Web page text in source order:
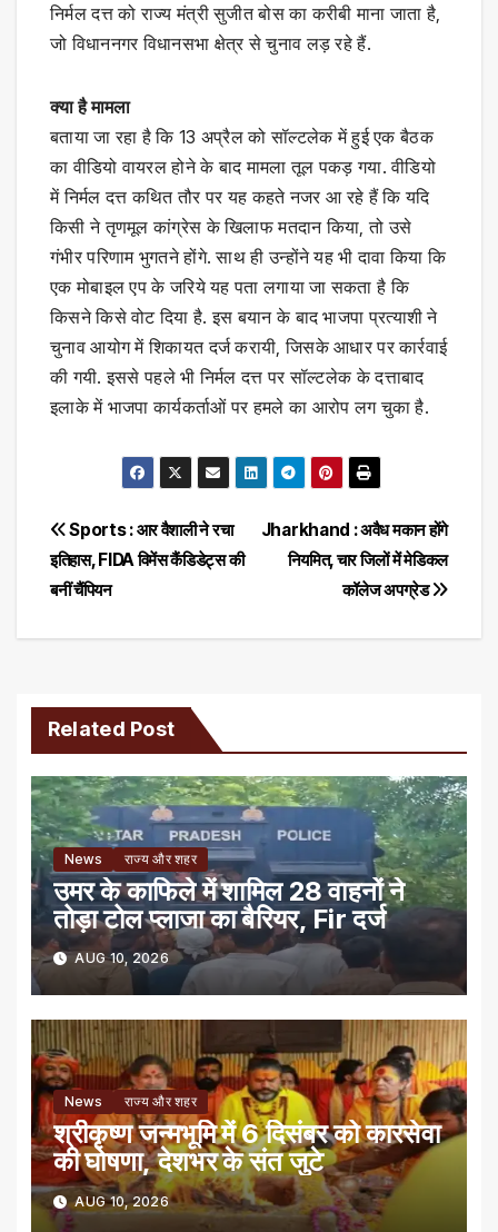
निर्मल दत्त को राज्य मंत्री सुजीत बोस का करीबी माना जाता है,
जो विधाननगर विधानसभा क्षेत्र से चुनाव लड़ रहे हैं.
क्या है मामला
बताया जा रहा है कि 13 अप्रैल को सॉल्टलेक में हुई एक बैठक
का वीडियो वायरल होने के बाद मामला तूल पकड़ गया. वीडियो
में निर्मल दत्त कथित तौर पर यह कहते नजर आ रहे हैं कि यदि
किसी ने तृणमूल कांग्रेस के खिलाफ मतदान किया, तो उसे
गंभीर परिणाम भुगतने होंगे. साथ ही उन्होंने यह भी दावा किया कि
एक मोबाइल एप के जरिये यह पता लगाया जा सकता है कि
किसने किसे वोट दिया है. इस बयान के बाद भाजपा प्रत्याशी ने
चुनाव आयोग में शिकायत दर्ज करायी, जिसके आधार पर कार्रवाई
की गयी. इससे पहले भी निर्मल दत्त पर सॉल्टलेक के दत्ताबाद
इलाके में भाजपा कार्यकर्ताओं पर हमले का आरोप लग चुका है.
Post
navigation
Jharkhand : अवैध मकान होंगे
नियमित, चार जिलों में मेडिकल
कॉलेज अपग्रेड
Sports : आर वैशाली ने रचा
इतिहास, FIDA विमेंस कैंडिडेट्स की
बनीं चैंपियन
Related Post
News राज्य और शहर
उमर के काफिले में शामिल 28 वाहनों ने
तोड़ा टोल प्लाजा का बैरियर, Fir दर्ज
AUG 10, 2026
News राज्य और शहर
श्रीकृष्ण जन्मभूमि में 6 दिसंबर को कारसेवा
की घोषणा, देशभर के संत जुटे
AUG 10, 2026